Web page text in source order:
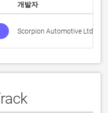
개발자
Scorpion Automotive Ltd